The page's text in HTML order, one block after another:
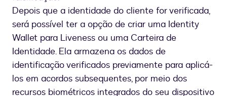
Depois que a identidade do cliente for verificada,
será possível ter a opção de criar uma Identity
Wallet para Liveness ou uma Carteira de
Identidade. Ela armazena os dados de
identificação verificados previamente para aplicá-
los em acordos subsequentes, por meio dos
recursos biométricos integrados do seu dispositivo